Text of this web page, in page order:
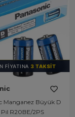
FIYATINA3 TAKSIT
Manganez Büyük D
Pil R20BE/2PS